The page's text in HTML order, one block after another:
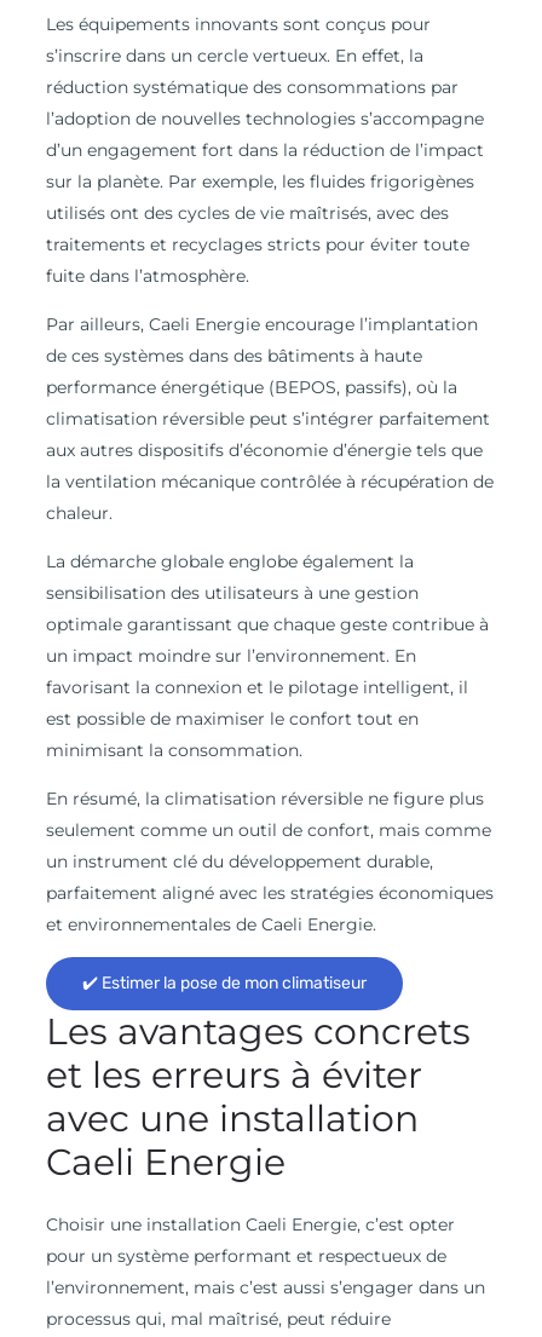
Les équipements innovants sont conçus pour
s’inscrire dans un cercle vertueux. En effet, la
réduction systématique des consommations par
l’adoption de nouvelles technologies s’accompagne
d’un engagement fort dans la réduction de l’impact
sur la planète. Par exemple, les fluides frigorigènes
utilisés ont des cycles de vie maîtrisés, avec des
traitements et recyclages stricts pour éviter toute
fuite dans l’atmosphère.
Par ailleurs, Caeli Energie encourage l’implantation
de ces systèmes dans des bâtiments à haute
performance énergétique (BEPOS, passifs), où la
climatisation réversible peut s’intégrer parfaitement
aux autres dispositifs d’économie d’énergie tels que
la ventilation mécanique contrôlée à récupération de
chaleur.
La démarche globale englobe également la
sensibilisation des utilisateurs à une gestion
optimale garantissant que chaque geste contribue à
un impact moindre sur l’environnement. En
favorisant la connexion et le pilotage intelligent, il
est possible de maximiser le confort tout en
minimisant la consommation.
En résumé, la climatisation réversible ne figure plus
seulement comme un outil de confort, mais comme
un instrument clé du développement durable,
parfaitement aligné avec les stratégies économiques
et environnementales de Caeli Energie.
✔️ Estimer la pose de mon climatiseur
Les avantages concrets
et les erreurs à éviter
avec une installation
Caeli Energie
Choisir une installation Caeli Energie, c’est opter
pour un système performant et respectueux de
l’environnement, mais c’est aussi s’engager dans un
processus qui, mal maîtrisé, peut réduire